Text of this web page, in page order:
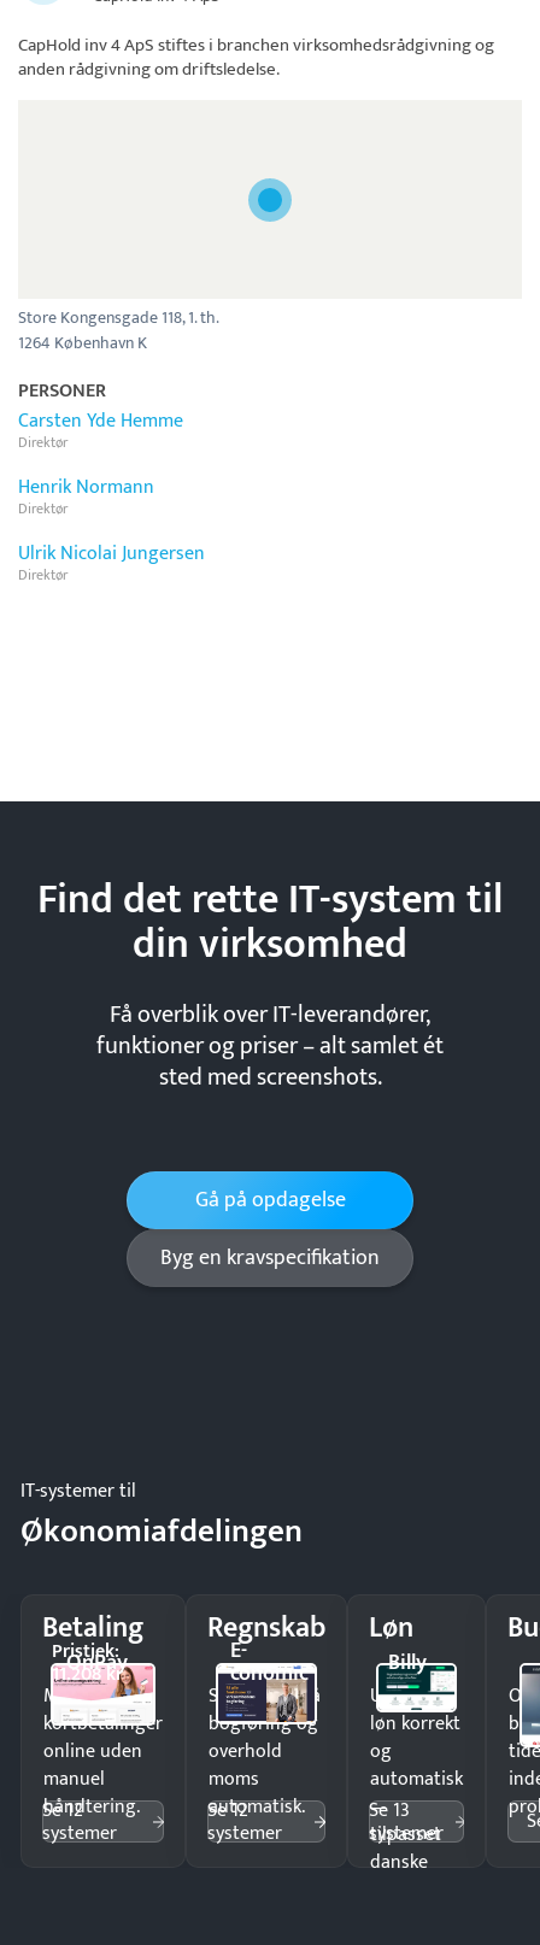
CapHold inv 4 ApSstiftes i branchen virksomhedsrådgivning og
anden rådgivning om driftsledelse.
Store Kongensgade 118, 1. th.
1264 København K
PERSONER
Carsten Yde Hemme
Direktør
Henrik Normann
Direktør
Ulrik Nicolai Jungersen
Direktør
Find det rette IT-system til
dinvirksomhed
Få overblik over IT-leverandører,
funktioner og priser – alt samlet ét
sted med screenshots.
Gå på opdagelse
Byg en kravspecifikation
IT-systemer til
Økonomiafdelingen
Betaling
OnPay
Pristjek:
11.208 kr
Modtag
kortbetalinger
online uden
manuel
håndtering.
Se 12
systemer
Regnskab
E-
conomic
Spar timer på
bogføring og
overhold
moms
automatisk.
Se 12
systemer
Løn
Billy
Udbetal
løn korrekt
og
automatisk
—
tilpasset
danske
Se 13
systemer